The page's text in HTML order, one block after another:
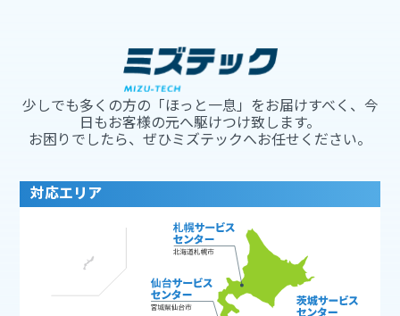
少しでも多くの方の「ほっと一息」をお届けすべく、今
日もお客様の元へ駆けつけ致します。
お困りでしたら、ぜひミズテックへお任せください。
対応エリア